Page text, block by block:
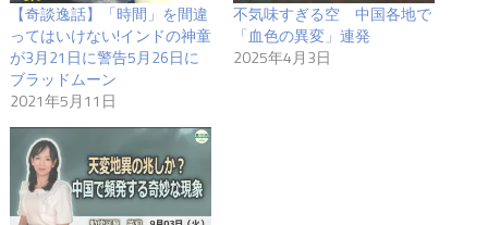
【奇談逸話】「時間」を間違
ってはいけない!インドの神童
が3月21日に警告5月26日に
ブラッドムーン
2021年5月11日
不気味すぎる空 中国各地で
「血色の異変」連発
2025年4月3日